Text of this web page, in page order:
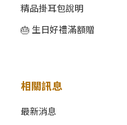
精品掛耳包說明
🎂 生日好禮滿額贈
相關訊息
最新消息